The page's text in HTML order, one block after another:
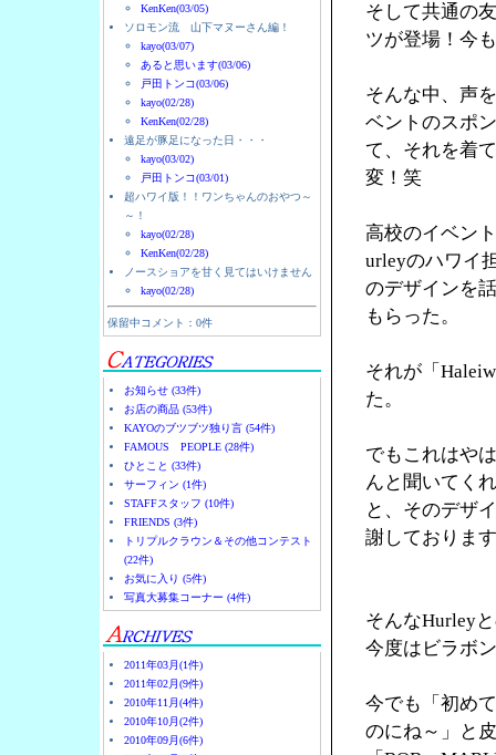
KenKen(03/05)
ソロモン流 山下マヌーさん編！
kayo(03/07)
あると思います(03/06)
戸田トンコ(03/06)
kayo(02/28)
KenKen(02/28)
遠足が豚足になった日・・・
kayo(03/02)
戸田トンコ(03/01)
超ハワイ版！！ワンちゃんのおやつ～
～！
kayo(02/28)
KenKen(02/28)
ノースショアを甘く見てはいけません
kayo(02/28)
保留中コメント：0件
お知らせ (33件)
お店の商品 (53件)
KAYOのブツブツ独り言 (54件)
FAMOUS PEOPLE (28件)
ひとこと (33件)
サーフィン (1件)
STAFFスタッフ (10件)
FRIENDS (3件)
トリプルクラウン＆その他コンテスト
(22件)
お気に入り (5件)
写真大募集コーナー (4件)
2011年03月(1件)
2011年02月(9件)
2010年11月(4件)
2010年10月(2件)
2010年09月(6件)
そして共通の
ツが登場！今
そんな中、声
ベントのスポ
て、それを着
変！笑
高校のイベン
urleyのハワイ
のデザインを
もらった。
それが「
た。
でもこれはや
んと聞いてく
と、そのデザ
謝しておりま
そんなHurley
今度はビラボ
今でも「初め
のにね～」と